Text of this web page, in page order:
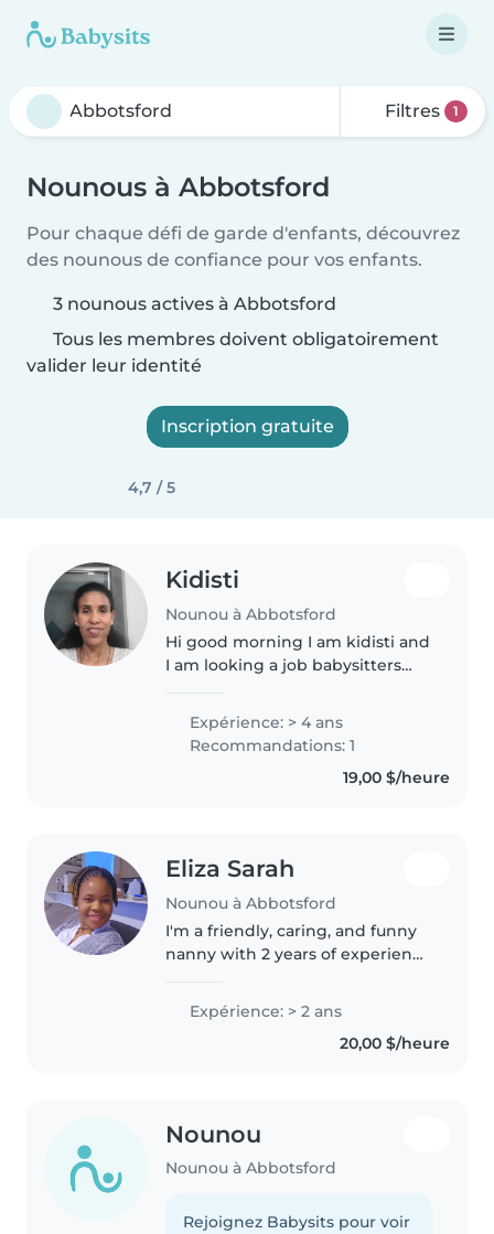
Filtres 1
Nounous à Abbotsford
Pour chaque défi de garde d'enfants, découvrez
des nounous de confiance pour vos enfants.
3 nounous actives à Abbotsford
Tous les membres doivent obligatoirement
valider leur identité
Inscription gratuite
4,7 / 5
Kidisti
Nounou à Abbotsford
Hi good morning I am kidisti and
I am looking a job babysitters
Expérience: > 4 ans
Recommandations: 1
19,00 $/heure
Eliza Sarah
Nounou à Abbotsford
I'm a friendly, caring, and funny
nanny with 2 years of experience
certifications, I have a wide
range of skills that make..
Expérience: > 2 ans
20,00 $/heure
Nounou
Nounou à Abbotsford
Rejoignez Babysits pour voir